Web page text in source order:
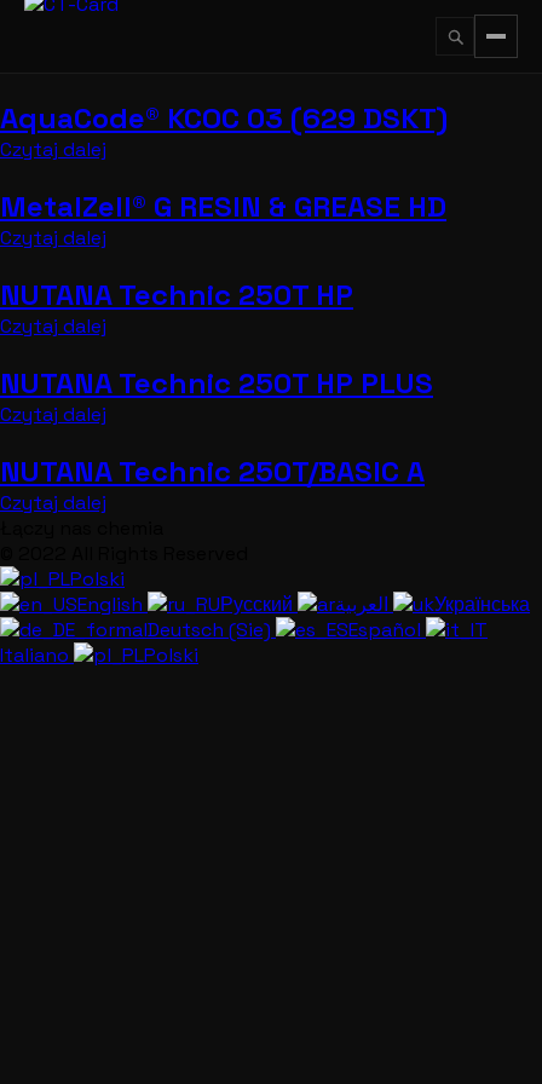
Przejdź
↵ ESC
AquaCode® KCOC 03 (629 DSKT)
Czytaj dalej
MetalZell® G RESIN & GREASE HD
Czytaj dalej
NUTANA Technic 250T HP
Czytaj dalej
NUTANA Technic 250T HP PLUS
Czytaj dalej
NUTANA Technic 250T/BASIC A
Czytaj dalej
Polski
English
Русский
Українська
Deutsch (Sie)
Español
Italiano
Polski